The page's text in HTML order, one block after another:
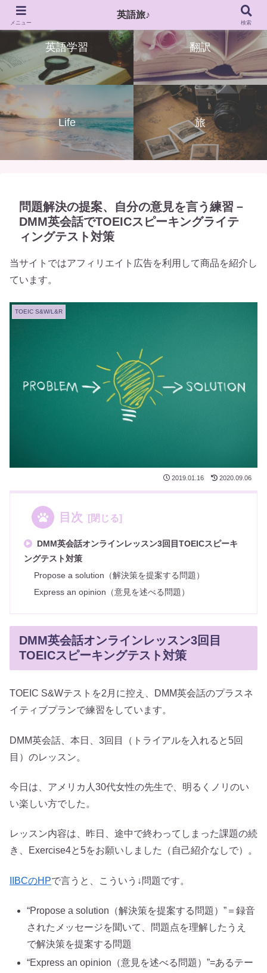
英語学習 翻訳
Life 旅
問題解決の提案、自分の意見を言う練習－
DMM英会話でTOEICスピーキングライテ
ィングテスト対策
当サイトではアフィリエイト広告を利用して商品を紹介し
ています。
TOEIC S&W/L&R
2019.01.16 2020.09.06
目次
DMM英会話オンラインレッスン3回目TOEICスピーキ
ングテスト対策
Propose a solution（解決策を提案する問題）
Express an opinion（意見を述べる問題）
DMM英会話オンラインレッスン3回目
TOEICスピーキングテスト対策
TOEIC S&Wテストを2月に控え、DMM英会話のプラスネ
イティブプランで練習をしています。
DMM英会話、本日、3回目（トライアルを入れると5回
目）のレッスン。
今日は、アメリカ人30代女性の先生で、明るくノリのい
い楽しい方でした。
レッスン内容は、昨日、途中で終わってしまった課題の続
き、Exercise4と5をお願いしました（自己紹介なしで）。
IIBCのHPで言うと、こういう↓問題です。
“Propose a solution（解決策を提案する問題）”＝録音
されたメッセージを聞いて、問題点を理解したうえ
で解決策を提案する問題
“Express an opinion（意見を述べる問題）”=あるテー
メニュー
英語旅♪
検索